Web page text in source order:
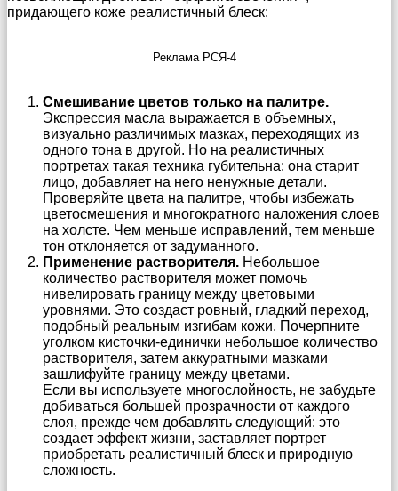
придающего коже реалистичный блеск:
Реклама РСЯ-4
Смешивание цветов только на палитре.
Экспрессия масла выражается в объемных,
визуально различимых мазках, переходящих из
одного тона в другой. Но на реалистичных
портретах такая техника губительна: она старит
лицо, добавляет на него ненужные детали.
Проверяйте цвета на палитре, чтобы избежать
цветосмешения и многократного наложения слоев
на холсте. Чем меньше исправлений, тем меньше
тон отклоняется от задуманного.
Применение растворителя. Небольшое
количество растворителя может помочь
нивелировать границу между цветовыми
уровнями. Это создаст ровный, гладкий переход,
подобный реальным изгибам кожи. Почерпните
уголком кисточки-единички небольшое количество
растворителя, затем аккуратными мазками
зашлифуйте границу между цветами.
Если вы используете многослойность, не забудьте
добиваться большей прозрачности от каждого
слоя, прежде чем добавлять следующий: это
создает эффект жизни, заставляет портрет
приобретать реалистичный блеск и природную
сложность.